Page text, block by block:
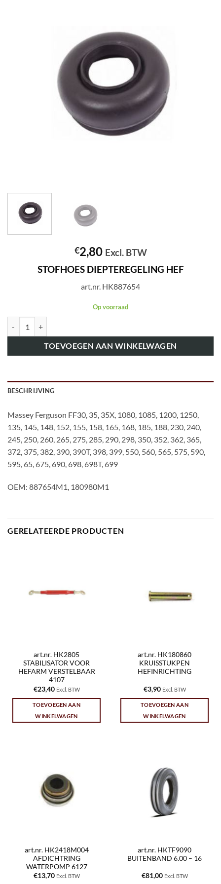
€2,80 Excl. BTW
STOFHOES DIEPTEREGELING HEF
art.nr. HK887654
Op voorraad
TOEVOEGEN AAN WINKELWAGEN
BESCHRIJVING
Massey Ferguson FF30, 35, 35X, 1080, 1085, 1200, 1250,
135, 145, 148, 152, 155, 158, 165, 168, 185, 188, 230, 240,
245, 250, 260, 265, 275, 285, 290, 298, 350, 352, 362, 365,
372, 375, 382, 390, 390T, 398, 399, 550, 560, 565, 575, 590,
595, 65, 675, 690, 698, 698T, 699
OEM: 887654M1, 180980M1
GERELATEERDE PRODUCTEN
art.nr. HK2805
STABILISATOR VOOR
HEFARM VERSTELBAAR
4107
€23,40 Excl. BTW
TOEVOEGEN AAN
WINKELWAGEN
art.nr. HK180860
KRUISSTUKPEN
HEFINRICHTING
€3,90 Excl. BTW
TOEVOEGEN AAN
WINKELWAGEN
art.nr. HK2418M004
AFDICHTRING
WATERPOMP 6127
€13,70 Excl. BTW
art.nr. HKTF9090
BUITENBAND 6.00 – 16
€81,00 Excl. BTW